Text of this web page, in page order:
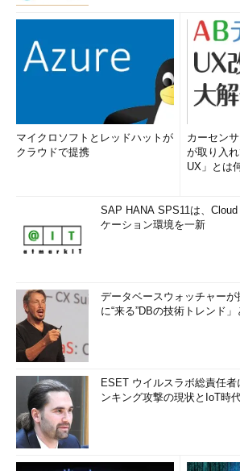
マイクロソフトとレッドハットが
クラウドで提携
カーセン
が取り入
UX」とは
SAP HANA SPS11は、
ケーション環境を一新
データベースウォッチャー
に“来る”DBの技術トレンド
ESET ウイルスラボ総責任
ンキング攻撃の現状とIoT時